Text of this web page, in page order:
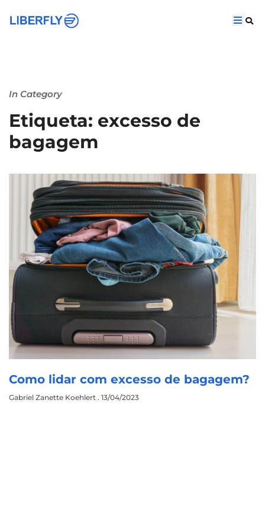
In Category
Etiqueta: excesso de
bagagem
Como lidar com excesso de bagagem?
Gabriel Zanette Koehlert 13/04/2023